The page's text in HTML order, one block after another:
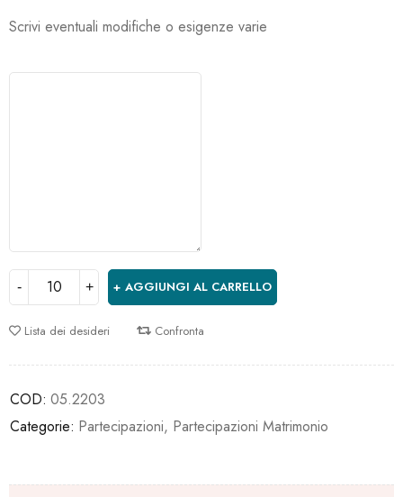
Scrivi eventuali modifiche o esigenze varie
AGGIUNGI AL CARRELLO
Lista dei desideri Confronta
COD: 05.2203
Categorie: Partecipazioni, Partecipazioni Matrimonio